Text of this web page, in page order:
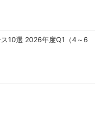
ス10選 2026年度Q1（4～6